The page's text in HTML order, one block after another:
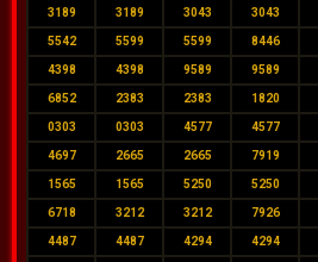
3189 3189 3043 3043
5542 5599 5599 8446
4398 4398 9589 9589
6852 2383 2383 1820
0303 0303 4577 4577
4697 2665 2665 7919
1565 1565 5250 5250
6718 3212 3212 7926
4487 4487 4294 4294